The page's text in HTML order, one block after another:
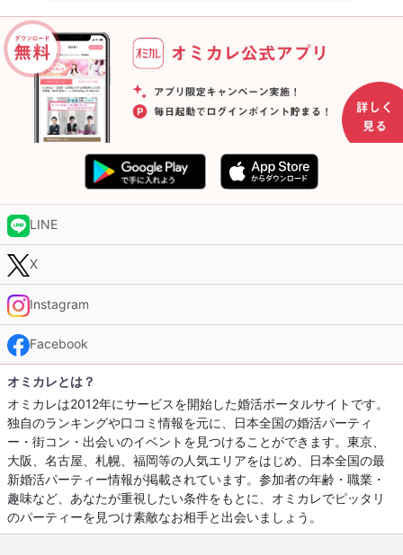
LINE
X
Instagram
Facebook
オミカレとは？
オミカレは2012年にサービスを開始した婚活ポータルサイトです。
独自のランキングや口コミ情報を元に、日本全国の婚活パーティ
ー・街コン・出会いのイベントを見つけることができます。東京、
大阪、名古屋、札幌、福岡等の人気エリアをはじめ、日本全国の最
新婚活パーティー情報が掲載されています。参加者の年齢・職業・
趣味など、あなたが重視したい条件をもとに、オミカレでピッタリ
のパーティーを見つけ素敵なお相手と出会いましょう。